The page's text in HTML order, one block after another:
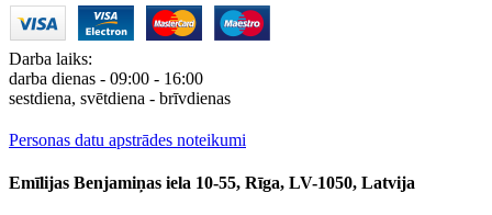
Darba laiks:
darba dienas - 09:00 - 16:00
sestdiena, svētdiena - brīvdienas
Personas datu apstrādes noteikumi
Emīlijas Benjamiņas iela 10-55, Rīga, LV-1050, Latvija